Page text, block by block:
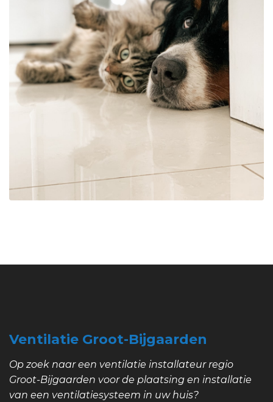
Ventilatie Groot-Bijgaarden
Op zoek naar een ventilatie installateur regio
Groot-Bijgaarden voor de plaatsing en installatie
van een ventilatiesysteem in uw huis?